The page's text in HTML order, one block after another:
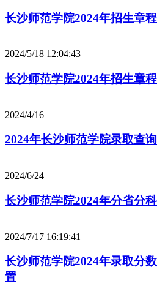
长沙师范学院2024年招生章程
2024/5/18 12:04:43
长沙师范学院2024年招生章
2024/4/16
2024年长沙师范学院录取查
2024/6/24
长沙师范学院2024年分省分
2024/7/17 16:19:41
长沙师范学院2024年录取分
置